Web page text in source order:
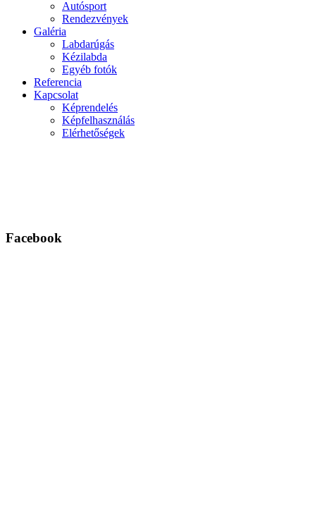
Autósport
Rendezvények
Galéria
Labdarúgás
Kézilabda
Egyéb fotók
Referencia
Kapcsolat
Képrendelés
Képfelhasználás
Elérhetőségek
Facebook